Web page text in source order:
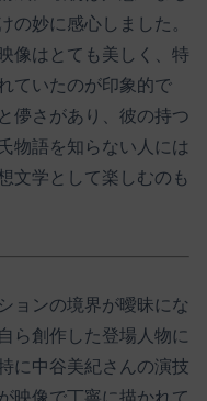
の妙に感心しました。
像はとても美しく、特
ていたのが印象的で
儚さがあり、彼の持つ
物語を知らない人には
文学として楽しむのも
ョンの境界が曖昧にな
ら創作した登場人物に
に中谷美紀さんの演技
映像で丁寧に描かれて